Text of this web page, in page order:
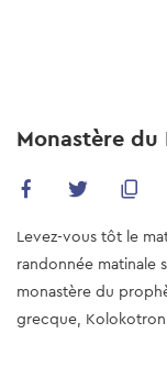
content
Monastère du
Levez-vous tôt le
randonnée matinale
monastère du
grecque,